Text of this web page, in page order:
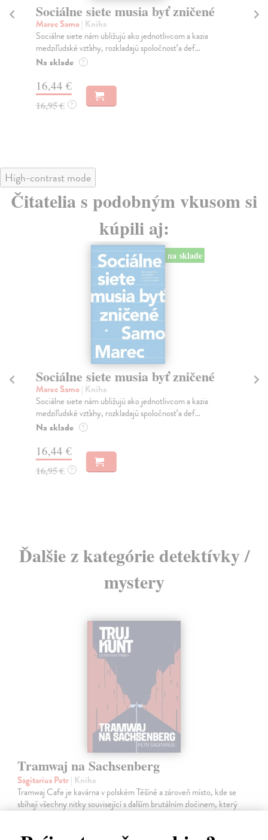
Sociálne siete musia byť zničené
Marec Samo| Kniha
Sociálne siete nám ubližujú ako jednotlivcom a kazia
medziľudské vzťahy, rozkladajú spoločnosť a def...
Na sklade ?
16,44 €
16,95 € ?
High-contrast mode
Čitatelia s podobným vkusom si
kúpili aj:
na sklade
Sociálne siete musia byť zničené
Marec Samo| Kniha
Sociálne siete nám ubližujú ako jednotlivcom a kazia
medziľudské vzťahy, rozkladajú spoločnosť a def...
Na sklade ?
16,44 €
16,95 € ?
Ďalšie z kategórie detektívky /
mystery
Tramwaj na Sachsenberg
Sagitarius Petr| Kniha
Tramwaj Cafe je kavárna v polském Těšíně a zároveň místo, kde se
sbíhají všechny nitky související s dalším brutálním zločinem, který